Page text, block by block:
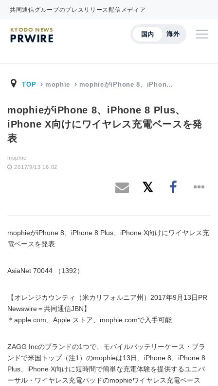
共同通信グループのプレスリリース配信メディア
国内 海外
KYODO NEWS
PRWIRE
TOP mophie mophieがiPhone 8、iPhon…
mophieがiPhone 8、iPhone 8 Plus、
iPhone X向けにワイヤレス充電ベースを発
表
mophie
2017/9/13 16:02
mophieがiPhone 8、iPhone 8 Plus、iPhone X向けにワイヤレス充
電ベースを発表
AsiaNet 70044 （1392）
【オレンジカウンティ（米カリフォルニア州）2017年9月13日PR
Newswire＝共同通信JBN】
＊apple.com、Apple ストア、mophie.comで入手可能
ZAGG Incのブランドの1つで、モバイルバッテリーケース・ブラ
ンドで米国トップ（注1）のmophieは13日、iPhone 8、iPhone 8
Plus、iPhone X向けに短時間で簡単な充電体験を提供するユニバ
ーサル・ワイヤレス充電パッドのmophieワイヤレス充電ベース